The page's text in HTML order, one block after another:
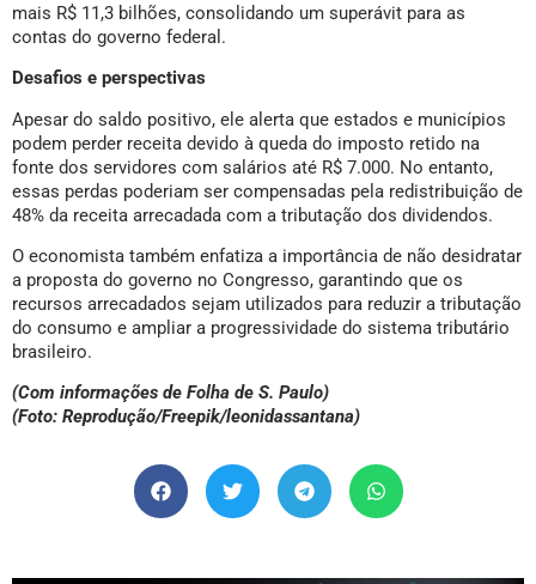
mais R$ 11,3 bilhões, consolidando um superávit para as
contas do governo federal.
Desafios e perspectivas
Apesar do saldo positivo, ele alerta que estados e municípios
podem perder receita devido à queda do imposto retido na
fonte dos servidores com salários até R$ 7.000. No entanto,
essas perdas poderiam ser compensadas pela redistribuição de
48% da receita arrecadada com a tributação dos dividendos.
O economista também enfatiza a importância de não desidratar
a proposta do governo no Congresso, garantindo que os
recursos arrecadados sejam utilizados para reduzir a tributação
do consumo e ampliar a progressividade do sistema tributário
brasileiro.
(Com informações de Folha de S. Paulo)
(Foto: Reprodução/Freepik/leonidassantana)